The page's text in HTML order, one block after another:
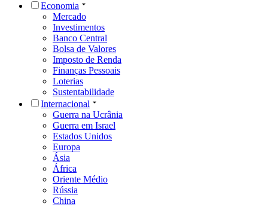
Economia
Mercado
Investimentos
Banco Central
Bolsa de Valores
Imposto de Renda
Finanças Pessoais
Loterias
Sustentabilidade
Internacional
Guerra na Ucrânia
Guerra em Israel
Estados Unidos
Europa
Ásia
África
Oriente Médio
Rússia
China